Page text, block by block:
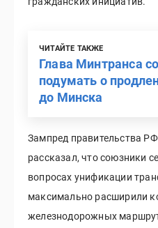
ЧИТАЙТЕ ТАКЖЕ
Глава Минтранса
подумать о
до Минска
Зампред правительства
рассказал, что союзники
вопросах унификации
максимально расширили
железнодорожных